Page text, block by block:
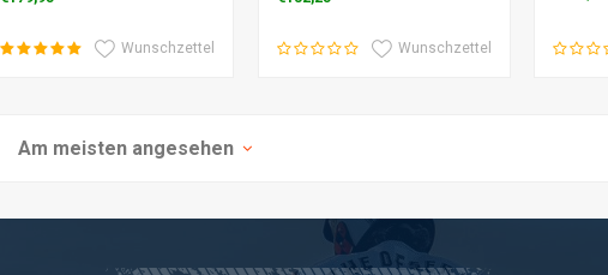
Wunschzettel Wunschzettel
Am meisten angesehen